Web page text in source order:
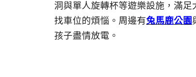
洞與單人旋轉杯等遊樂設施，滿
找車位的煩惱。周邊有兔馬鹿公園
孩子盡情放電。